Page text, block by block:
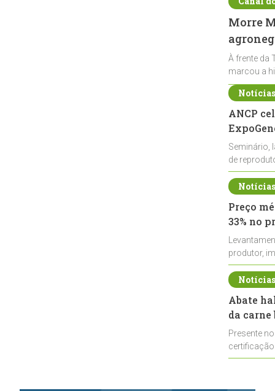
Morre
À frente da
marcou a
ANCP
Seminário,
de
durante a
Preço
33% no
produtor,
de leite cru
Abate
da
Presente